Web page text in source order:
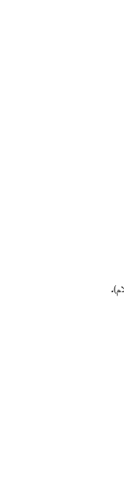
.